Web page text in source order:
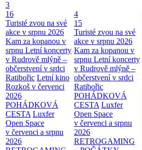
3
16
Turisté zvou na své
akce v srpnu 2026
Kam za kopanou v
srpnu Letní koncerty
v Rudrově mlýně –
občerstvení v srdci
Ratibořic Letní kino
Rozkoš v červenci
2026
POHÁDKOVÁ
CESTA Luxfer
Open Space
v červenci a srpnu
2026
4
15
Turisté zvou na své
akce v srpnu 2026
Kam za kopanou v
srpnu Letní koncerty
v Rudrově mlýně –
občerstvení v srdci
Ratibořic
POHÁDKOVÁ
CESTA Luxfer
Open Space
v červenci a srpnu
2026
RETROGAMING